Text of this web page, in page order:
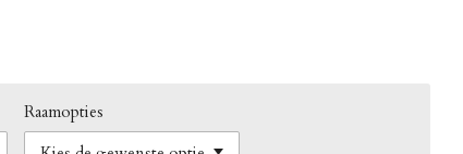
Raamopties